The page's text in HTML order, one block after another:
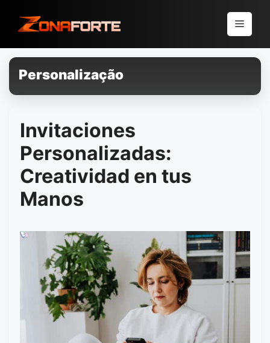
para
conteúdo
Menu
Personalização
Invitaciones
Personalizadas:
Creatividad en tus
Manos